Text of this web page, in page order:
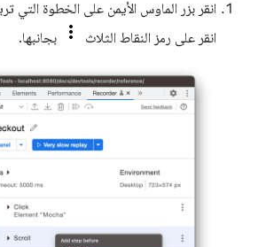
انقر بزر الماوس الأيمن على الخطوة التي
انقر على رمز النقاط الثلاث
بجانبها.